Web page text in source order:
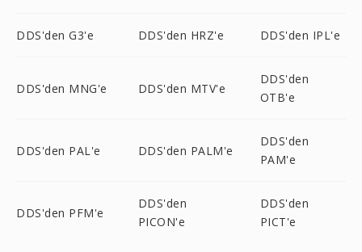
DDS'den G3'e DDS'den HRZ'e DDS'den IPL'e
DDS'den MNG'e DDS'den MTV'e
DDS'den
OTB'e
DDS'den PAL'e DDS'den PALM'e
DDS'den
PAM'e
DDS'den PFM'e
DDS'den
PICON'e
DDS'den
PICT'e